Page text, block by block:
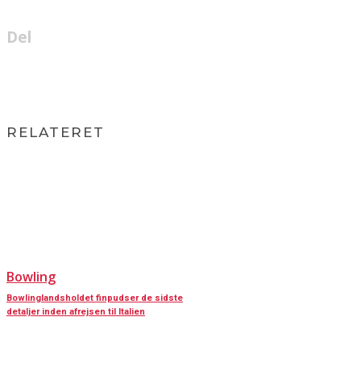
Del
RELATERET
Bowling
Bowlinglandsholdet finpudser de sidste
detaljer inden afrejsen til Italien